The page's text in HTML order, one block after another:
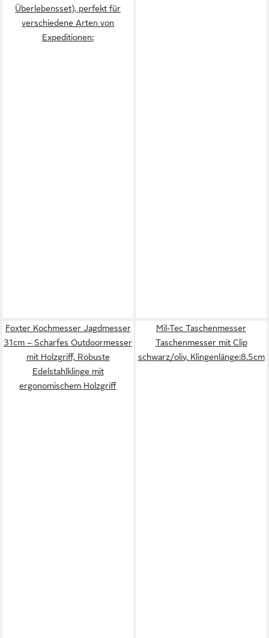
Überlebensset), perfekt für
verschiedene Arten von
Expeditionen:
Foxter Kochmesser Jagdmesser
31cm – Scharfes Outdoormesser
mit Holzgriff, Robuste
Edelstahlklinge mit
ergonomischem Holzgriff
Mil-Tec Taschenmesser
Taschenmesser mit Clip
schwarz/oliv, Klingenlänge:8.5cm